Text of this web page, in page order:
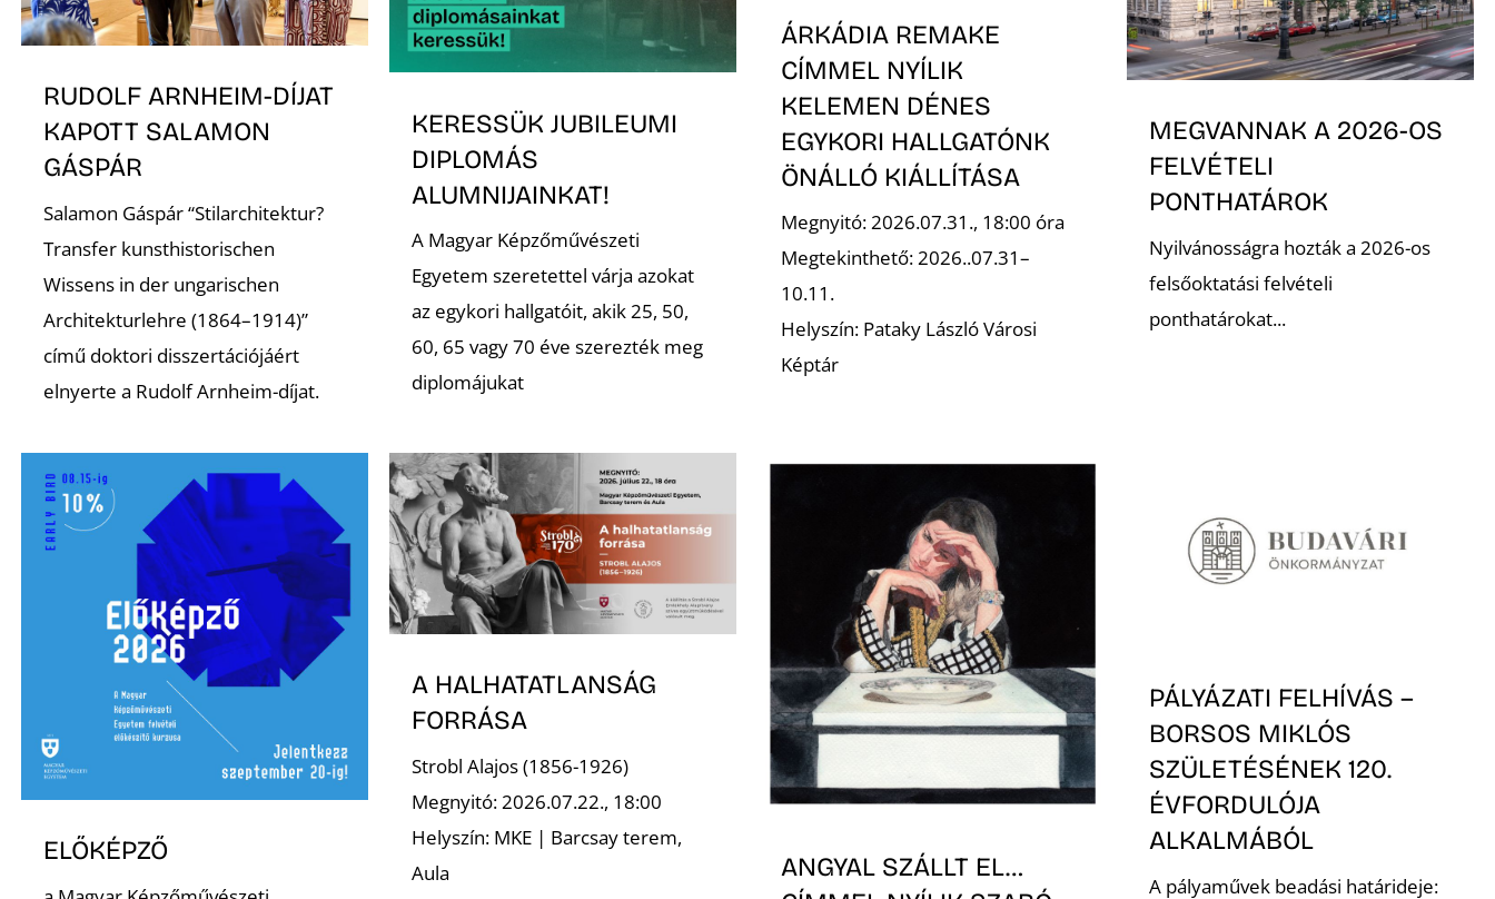
RUDOLF ARNHEIM-DÍJAT
KAPOTT SALAMON
GÁSPÁR
Salamon Gáspár “Stilarchitektur?
Transfer kunsthistorischen
Wissens in der ungarischen
Architekturlehre (1864–1914)”
című doktori disszertációjáért
elnyerte a Rudolf Arnheim-díjat.
KERESSÜK JUBILEUMI
DIPLOMÁS
ALUMNIJAINKAT!
A Magyar Képzőművészeti
Egyetem szeretettel várja azokat
az egykori hallgatóit, akik 25, 50,
60, 65 vagy 70 éve szerezték meg
diplomájukat
ÁRKÁDIA REMAKE
CÍMMEL NYÍLIK
KELEMEN DÉNES
EGYKORI HALLGATÓNK
ÖNÁLLÓ KIÁLLÍTÁSA
Megnyitó: 2026.07.31., 18:00 óra
Megtekinthető: 2026..07.31–
10.11.
Helyszín: Pataky László Városi
Képtár
MEGVANNAK A 2026-OS
FELVÉTELI
PONTHATÁROK
Nyilvánosságra hozták a 2026-os
felsőoktatási felvételi
ponthatárokat...
ELŐKÉPZŐ
A HALHATATLANSÁG
FORRÁSA
Strobl Alajos (1856-1926)
Megnyitó: 2026.07.22., 18:00
Helyszín: MKE | Barcsay terem,
Aula
ANGYAL SZÁLLT EL…
PÁLYÁZATI FELHÍVÁS –
BORSOS MIKLÓS
SZÜLETÉSÉNEK 120.
ÉVFORDULÓJA
ALKALMÁBÓL
A pályaművek beadási határideje: